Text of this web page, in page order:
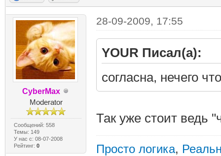
CyberMax
Moderator
Сообщений: 558
Темы: 149
У нас с: 08-07-2008
Рейтинг: 0
28-09-2009, 17:55
YOUR Писал(а):
согласна, нечего
Так уже стоит ведь
Просто логика,